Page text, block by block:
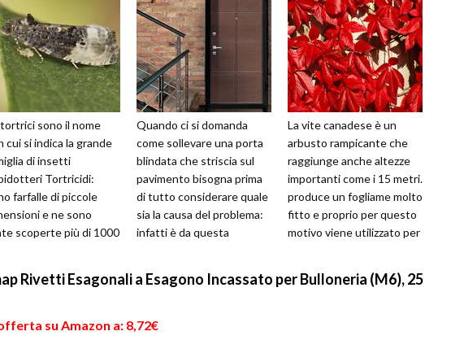
sono il nome
cui si indica la grande
di insetti
Tortricidi:
farfalle di piccole
e ne sono
scoperte più di 1000
Quando ci si domanda
come sollevare una porta
blindata che striscia sul
pavimento bisogna prima
di tutto considerare quale
sia la causa del problema:
infatti è da questa
La vite canadese è un
arbusto rampicante che
raggiunge anche altezze
importanti come i 15 metri.
produce un fogliame molto
fitto e proprio per questo
motivo viene utilizzato per
Rivetti Esagonali a Esagono Incassato per Bulloneria (M6), 25
su Amazon a: 8,72€